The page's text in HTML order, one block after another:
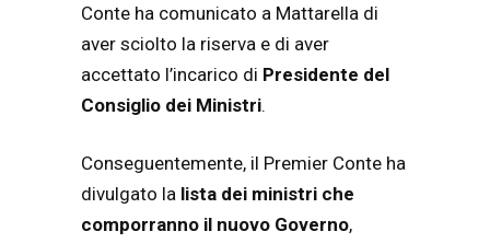
Conte ha comunicato a Mattarella di
aver sciolto la riserva e di aver
accettato l’incarico di Presidente del
Consiglio dei Ministri.
Conseguentemente, il Premier Conte ha
divulgato la lista dei ministri che
comporranno il nuovo Governo,